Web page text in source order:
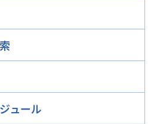
起業・経営相談
よる相談
ュール